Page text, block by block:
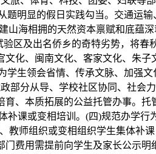
题明显的假日实践勾当。交通运
山海相拥的天然资本禀赋和底蕴
验区及出名侨乡的奇特劣势，将
文化、闽南文化、客家文化、朱
学生领会省情、传承文脉、加强
部分从导、学校社区协同、社会
育、本质拓展的公益托管办事。
补课或变相培训。(四)规范办学
教师组织或变相组织学生集体补
门费用需提前向学生及家长公示